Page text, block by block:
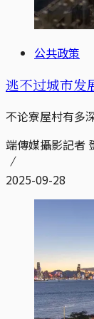
公共政策
逃不过城市发
不论寮屋村有多
端傳媒攝影記者
2025-09-28